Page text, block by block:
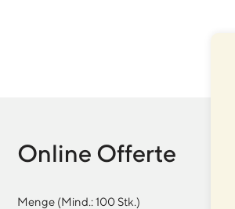
Online Offerte
Menge (Mind.:100Stk.)